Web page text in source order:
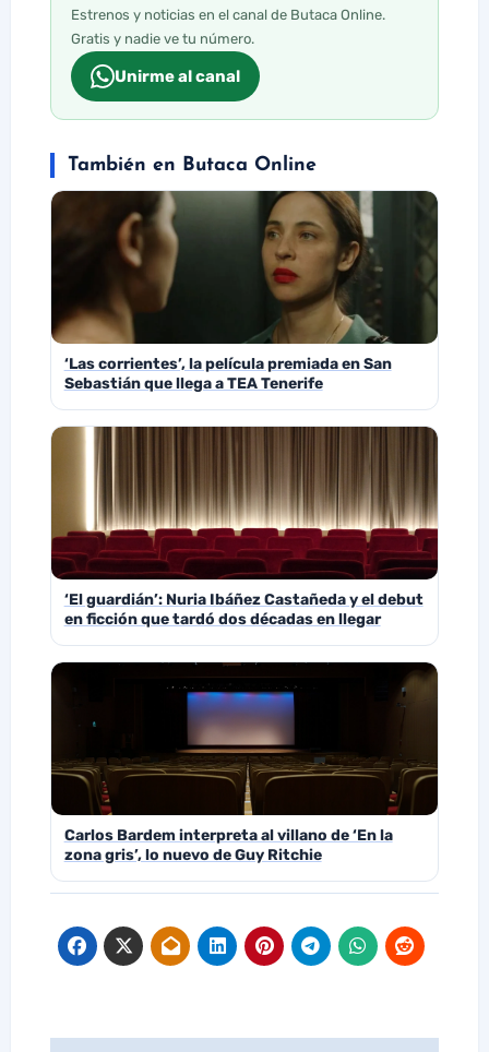
Estrenos y noticias en el canal de Butaca Online.
Gratis y nadie ve tu número.
Unirme al canal
También en Butaca Online
‘Las corrientes’, la película premiada en San
Sebastián que llega a TEA Tenerife
‘El guardián’: Nuria Ibáñez Castañeda y el debut
en ficción que tardó dos décadas en llegar
Carlos Bardem interpreta al villano de ‘En la
zona gris’, lo nuevo de Guy Ritchie